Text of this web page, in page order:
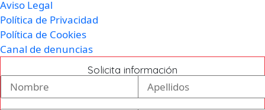
Aviso Legal
Política de Privacidad
Política de Cookies
Canal de denuncias
Solicita información